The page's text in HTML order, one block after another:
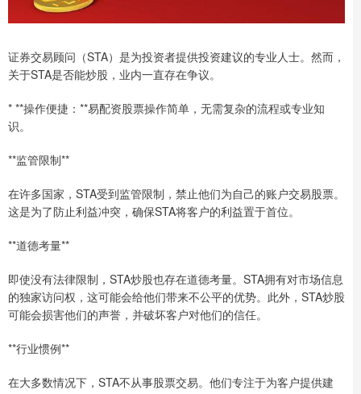
证券交易顾问（STA）是为投资者提供投资建议的专业人士。然而，
关于STA是否能炒股，业内一直存在争议。
* **操作便捷：**易配资股票操作简单，无需复杂的流程或专业知
识。
**监管限制**
在许多国家，STA受到监管限制，禁止他们为自己的账户交易股票。
这是为了防止利益冲突，确保STA将客户的利益置于首位。
**道德考量**
即使没有法律限制，STA炒股也存在道德考量。STA拥有对市场信息
的独家访问权，这可能会给他们带来不公平的优势。此外，STA炒股
可能会损害他们的声誉，并破坏客户对他们的信任。
**行业惯例**
在大多数情况下，STA不从事股票交易。他们专注于为客户提供建